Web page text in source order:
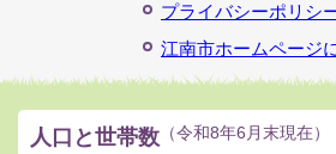
プライバシーポリシ
江南市ホームページ
人口と世帯数 （令和8年6月末現在）